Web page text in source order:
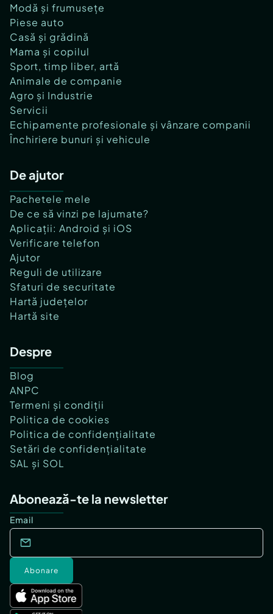
Modă și frumusețe
Piese auto
Casă și grădină
Mama și copilul
Sport, timp liber, artă
Animale de companie
Agro și Industrie
Servicii
Echipamente profesionale și vânzare companii
Închiriere bunuri și vehicule
De ajutor
Pachetele mele
De ce să vinzi pe lajumate?
Aplicații: Android și iOS
Verificare telefon
Ajutor
Reguli de utilizare
Sfaturi de securitate
Hartă județelor
Hartă site
Despre
Blog
ANPC
Termeni și condiții
Politica de cookies
Politica de confidențialitate
Setări de confidențialitate
SAL și SOL
Abonează-te la newsletter
Email
Abonare